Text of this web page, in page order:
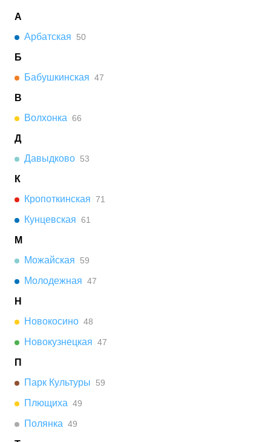
А
Арбатская
50
Б
Бабушкинская 47
В
Волхонка 66
Д
Давыдково 53
К
Кропоткинская 71
Кунцевская 61
М
Можайская
59
Молодежная 47
Н
Новокосино 48
Новокузнецкая 47
П
Парк Культуры
59
Плющиха 49
Полянка 49